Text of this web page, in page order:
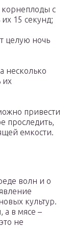
корнеплоды с
15 секунд;
целую ночь
несколько
их
привести
проследить,
емкости.
волн и о
культур.
а в мясе –
не